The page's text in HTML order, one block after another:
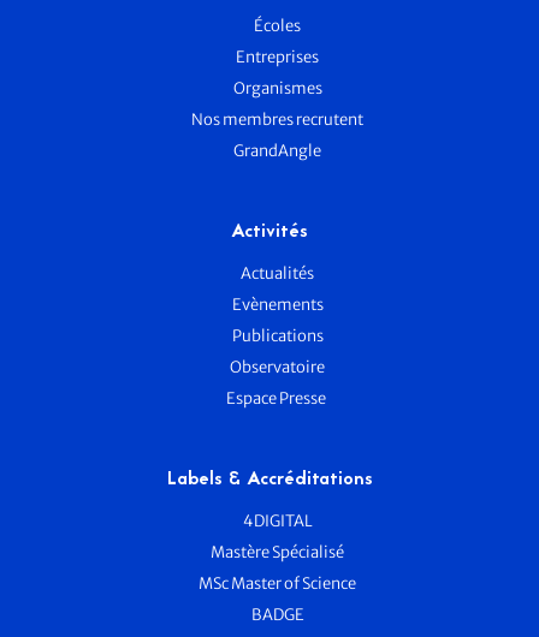
Écoles
Entreprises
Organismes
Nos membres recrutent
GrandAngle
Activités
Actualités
Evènements
Publications
Observatoire
Espace Presse
Labels & Accréditations
4DIGITAL
Mastère Spécialisé
MSc Master of Science
BADGE